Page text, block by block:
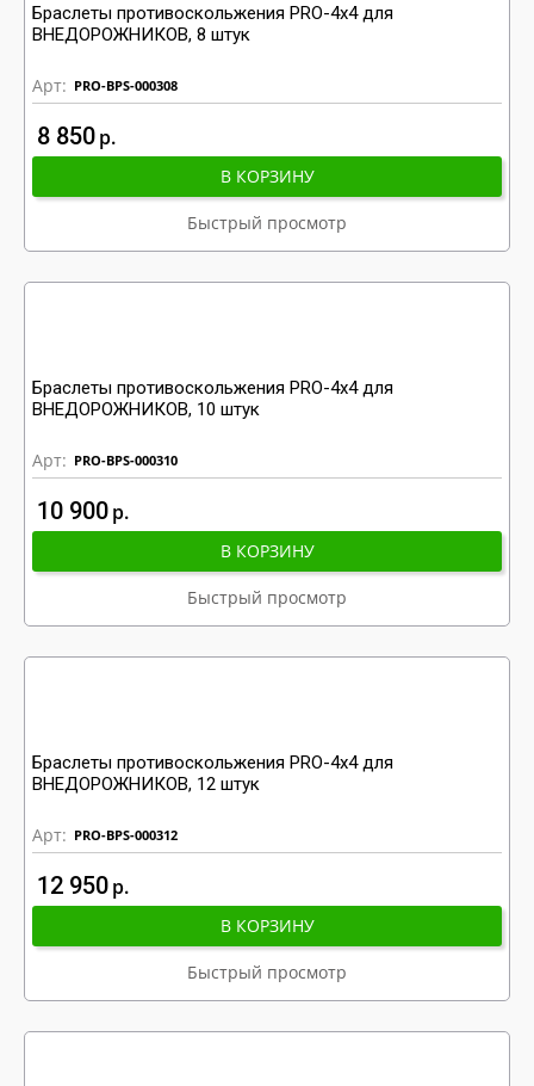
Браслеты противоскольжения PRO-4x4 для
ВНЕДОРОЖНИКОВ, 8 штук
Арт: PRO-BPS-000308
8 850р
В КОРЗИНУ
Быстрый просмотр
Браслеты противоскольжения PRO-4x4 для
ВНЕДОРОЖНИКОВ, 10 штук
Арт: PRO-BPS-000310
10 900р
В КОРЗИНУ
Быстрый просмотр
Браслеты противоскольжения PRO-4x4 для
ВНЕДОРОЖНИКОВ, 12 штук
Арт: PRO-BPS-000312
12 950р
В КОРЗИНУ
Быстрый просмотр